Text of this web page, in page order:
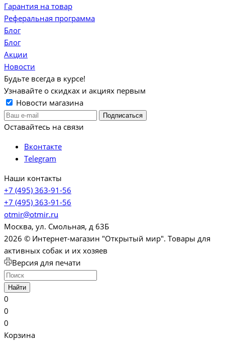
Гарантия на товар
Реферальная программа
Блог
Блог
Акции
Новости
Будьте всегда в курсе!
Узнавайте о скидках и акциях первым
Новости магазина
Оставайтесь на связи
Вконтакте
Telegram
Наши контакты
+7 (495) 363-91-56
+7 (495) 363-91-56
otmir@otmir.ru
Москва, ул. Смольная, д 63Б
2026 © Интернет-магазин "Открытый мир". Товары для
активных собак и их хозяев
Версия для печати
Найти
0
0
0
Корзина